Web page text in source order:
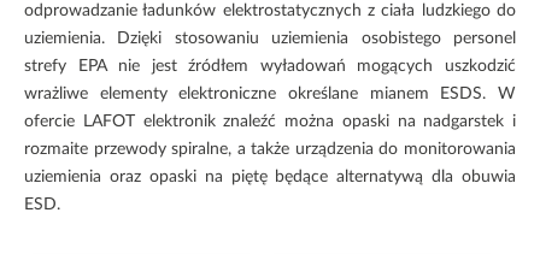
odprowadzanieładunków elektrostatycznych z ciała ludzkiego do
uziemienia. Dzięki stosowaniu uziemienia osobistegopersonel
strefy EPAnie jest źródłem wyładowań mogących uszkodzić
wrażliwe elementy elektroniczne określane mianem
ESDS. W
ofercie LAFOT elektronikznaleźć można opaski na nadgarstek i
rozmaite przewody spiralne, a także urządzenia do monitorowania
uziemienia orazopaski na piętębędące alternatywą dla obuwia
ESD.
Konieczne
Te pliki cookie
opcjonalne. Są
one potrzebne